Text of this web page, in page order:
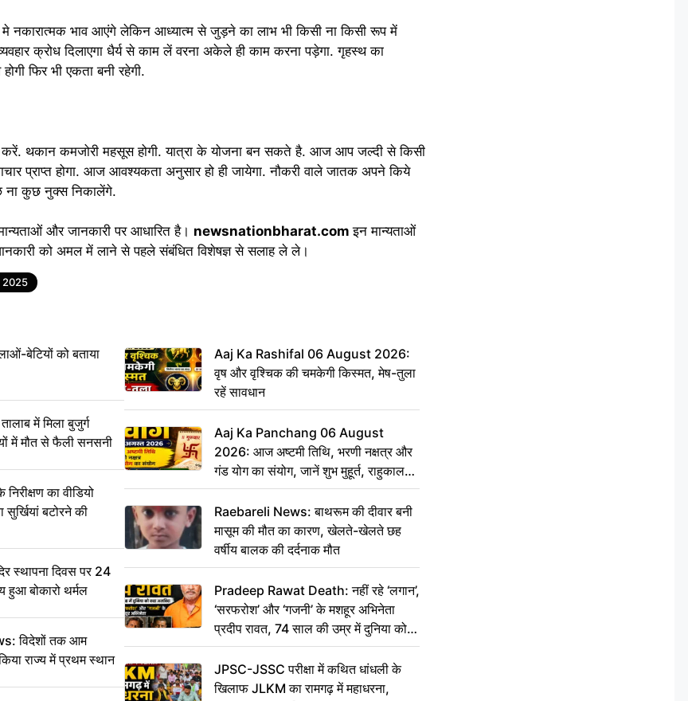
भाव आएंगे लेकिन आध्यात्म से जुड़ने का लाभ भी किसी ना किसी रूप में
व्यवहार क्रोध दिलाएगा धैर्य से काम लें वरना अकेले ही काम करना पड़ेगा. गृहस्थ का
फिर भी एकता बनी रहेगी.
थकान कमजोरी महसूस होगी. यात्रा के योजना बन सकते है. आज आप जल्दी से किसी
प्राप्त होगा. आज आवश्यकता अनुसार हो ही जायेगा. नौकरी वाले जातक अपने किये
ना कुछ नुक्स निकालेंगे.
और जानकारी पर आधारित है। newsnationbharat.comइन मान्यताओं
को अमल में लाने से पहले संबंधित विशेषज्ञ से सलाह ले ले।
2025
बेटियों को बताया
में मिला बुजुर्ग
में मौत से फैली सनसनी
का वीडियो
बटोरने की
स्थापना दिवस पर 24
हुआ बोकारो थर्मल
विदेशों तक आम
राज्य में प्रथम स्थान
Aaj Ka Rashifal 06 August 2026:
वृष और वृश्चिक की चमकेगी किस्मत, मेष-तुला
रहें सावधान
Aaj Ka Panchang 06 August
2026: आज अष्टमी तिथि, भरणी नक्षत्र और
गंड योग का संयोग, जानें शुभ मुहूर्त, राहुकाल
और दिनभर का पंचांग
Raebareli News: बाथरूम की दीवार बनी
मासूम की मौत का कारण, खेलते-खेलते छह
वर्षीय बालक की दर्दनाक मौत
Pradeep Rawat Death: नहीं रहे ‘लगान’,
‘सरफरोश’ और ‘गजनी’ के मशहूर अभिनेता
प्रदीप रावत, 74 साल की उम्र में दुनिया को
कहा अलविदा
JPSC-JSSC परीक्षा में कथित धांधली के
खिलाफ JLKM का रामगढ़ में महाधरना,